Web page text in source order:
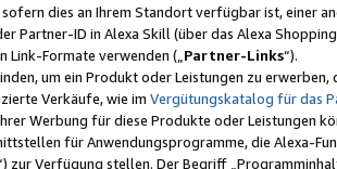
dies an Ihrem Standort verfügbar ist, einer
Partner-ID in Alexa Skill (über das Alexa
Formate verwenden („ Partner-Links“).
um ein Produkt oder Leistungen zu
Verkäufe, wie im Vergütungskatalog für das
Werbung für diese Produkte oder Leistungen
für Anwendungsprogramme, die Alexa-
zur Verfügung stellen. Der Begriff